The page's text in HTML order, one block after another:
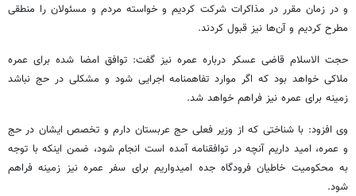
و در زمان مقرر در مذاکرات شرکت کردیم و خواسته مردم و مسئولان را منطقی
مطرح کردیم و آن‌ها نیز قبول کردند.
حجت الاسلام قاضی عسکر درباره عمره نیز گفت: توافق امضا شده برای عمره
ملاکی خواهد بود که اگر موارد تفاهمنامه اجرایی شود و مشکلی در حج نباشد
زمینه برای عمره نیز فراهم خواهد شد.
وی افزود: با شناختی که از وزیر فعلی حج عربستان دارم و تخصص ایشان در حج
و عمره، امید داریم آنچه در توافقنامه آمده است انجام شود، ضمن اینکه با توجه
به محکومیت خاطیان فرودگاه جده امیدواریم برای سفر عمره نیز زمینه فراهم
شود.